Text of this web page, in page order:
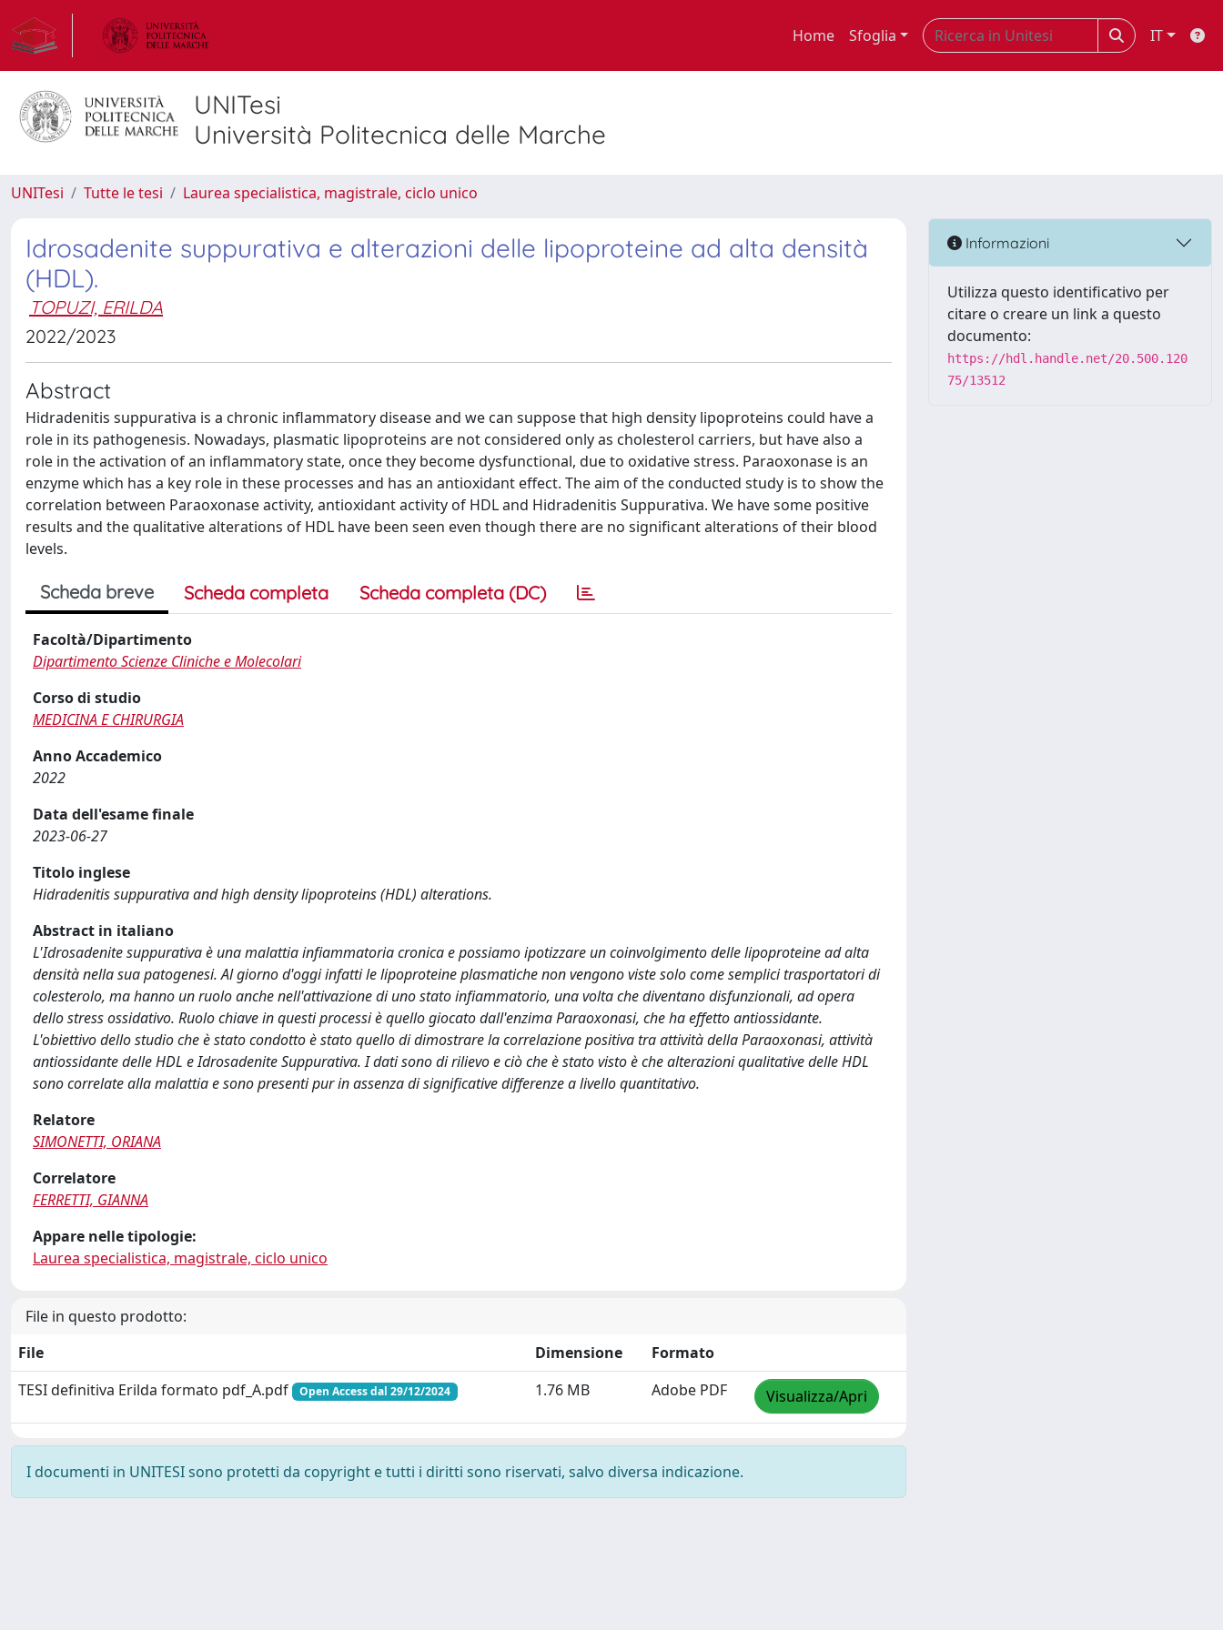
Home Sfoglia IT
UNITesi
Università Politecnica delle Marche
UNITesi Tutte le tesi Laurea specialistica, magistrale, ciclo unico
Idrosadenite suppurativa e alterazioni delle lipoproteine ad alta densità
(HDL).
TOPUZI, ERILDA
2022/2023
Abstract
Hidradenitis suppurativa is a chronic inflammatory disease and we can suppose that high density lipoproteins could have a
role in its pathogenesis. Nowadays, plasmatic lipoproteins are not considered only as cholesterol carriers, but have also a
role in the activation of an inflammatory state, once they become dysfunctional, due to oxidative stress. Paraoxonase is an
enzyme which has a key role in these processes and has an antioxidant effect. The aim of the conducted study is to show the
correlation between Paraoxonase activity, antioxidant activity of HDL and Hidradenitis Suppurativa. We have some positive
results and the qualitative alterations of HDL have been seen even though there are no significant alterations of their blood
levels.
Scheda breve Scheda completa Scheda completa (DC)
Facoltà/Dipartimento
Dipartimento Scienze Cliniche e Molecolari
Corso di studio
MEDICINA E CHIRURGIA
Anno Accademico
2022
Data dell'esame finale
2023-06-27
Titolo inglese
Hidradenitis suppurativa and high density lipoproteins (HDL) alterations.
Abstract in italiano
L'Idrosadenite suppurativa è una malattia infiammatoria cronica e possiamo ipotizzare un coinvolgimento delle lipoproteine ad alta
densità nella sua patogenesi. Al giorno d'oggi infatti le lipoproteine plasmatiche non vengono viste solo come semplici trasportatori di
colesterolo, ma hanno un ruolo anche nell'attivazione di uno stato infiammatorio, una volta che diventano disfunzionali, ad opera
dello stress ossidativo. Ruolo chiave in questi processi è quello giocato dall'enzima Paraoxonasi, che ha effetto antiossidante.
L'obiettivo dello studio che è stato condotto è stato quello di dimostrare la correlazione positiva tra attività della Paraoxonasi, attività
antiossidante delle HDL e Idrosadenite Suppurativa. I dati sono di rilievo e ciò che è stato visto è che alterazioni qualitative delle HDL
sono correlate alla malattia e sono presenti pur in assenza di significative differenze a livello quantitativo.
Relatore
SIMONETTI, ORIANA
Correlatore
FERRETTI, GIANNA
Appare nelle tipologie:
Laurea specialistica, magistrale, ciclo unico
File in questo prodotto:
File
Dimensione
Formato
TESI definitiva Erilda formato pdf_A.pdf
Open Access dal 29/12/2024 1.76 MB Adobe PDF Visualizza/Apri
I documenti in UNITESI sono protetti da copyright e tutti i diritti sono riservati, salvo diversa indicazione.
Informazioni
Utilizza questo identificativo per
citare o creare un link a questo
documento:
https://hdl.handle.net/20.500.120
75/13512